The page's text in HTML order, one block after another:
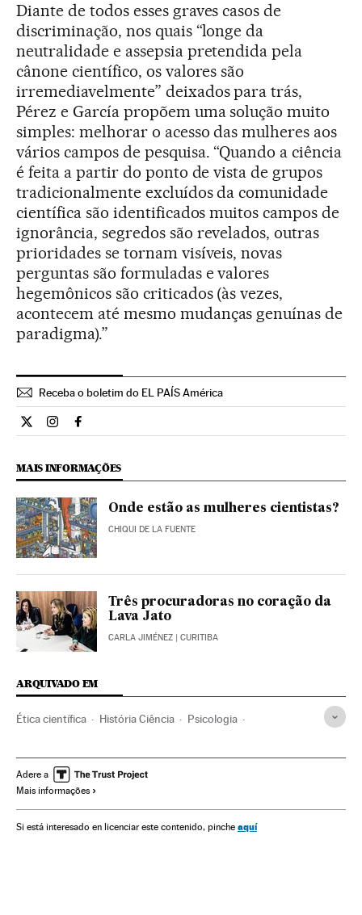
Diante de todos esses graves casos de
discriminação, nos quais “longe da
neutralidade e assepsia pretendida pela
cânone científico, os valores são
irremediavelmente” deixados para trás,
Pérez e García propõem uma solução muito
simples: melhorar o acesso das mulheres aos
vários campos de pesquisa. “Quando a ciência
é feita a partir do ponto de vista de grupos
tradicionalmente excluídos da comunidade
científica são identificados muitos campos de
ignorância, segredos são revelados, outras
prioridades se tornam visíveis, novas
perguntas são formuladas e valores
hegemônicos são criticados (às vezes,
acontecem até mesmo mudanças genuínas de
paradigma).”
Receba o boletim do EL PAÍS América
Ciencia El País Brasil en Twitter
Ciencia El País Brasil en Instagram
Ciencia El País Brasil en Facebook
MAIS INFORMAÇÕES
Onde estão as mulheres cientistas?
CHIQUI DE LA FUENTE
Três procuradoras no coração da
Lava Jato
CARLA JIMÉNEZ | CURITIBA
ARQUIVADO EM
Ética científica História Ciência Psicologia
História Mulheres ciência
Dia internacional da mulher 2017
Dia internacional da mulher Emprego feminino
Adere a
Mais informações
Si está interesado en licenciar este contenido, pinche aquí